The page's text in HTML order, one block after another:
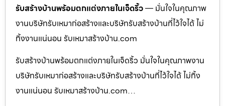
รับสร้างบ้านพร้อมตกแต่งภายในเจ็ดริ้ว— มั่นใจในคุณภาพ
งานบริษัทรับเหมาก่อสร้างและบริษัทรับสร้างบ้านที่ไว้ใจได้ ไม่
ทิ้งงานแน่นอน รับเหมาสร้างบ้าน.com
รับสร้างบ้านพร้อมตกแต่งภายในเจ็ดริ้ว มั่นใจในคุณภาพงาน
บริษัทรับเหมาก่อสร้างและบริษัทรับสร้างบ้านที่ไว้ใจได้ ไม่ทิ้ง
งานแน่นอน รับเหมาสร้างบ้าน.com…